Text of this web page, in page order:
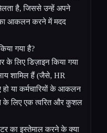
है, जिससे उन्हें अपने
का आकलन करने में मदद
गया है?
लिए डिज़ाइन किया गया
शामिल हैं (जैसे, HR
हो या कर्मचारियों के आकलन
के लिए एक त्वरित और कुशल
का इस्तेमाल करने के क्या